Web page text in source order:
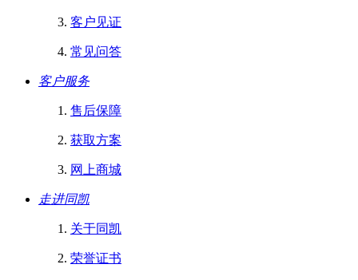
客户见证
常见问答
客户服务
售后保障
获取方案
网上商城
走进同凯
关于同凯
荣誉证书